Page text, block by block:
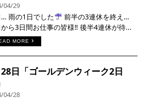
04/29
雨の1日でした
前半の3連休を終え…
ら3日間お仕事の皆様‼︎ 後半4連休が待...
MORE
日「ゴールデンウィーク2日
04/28